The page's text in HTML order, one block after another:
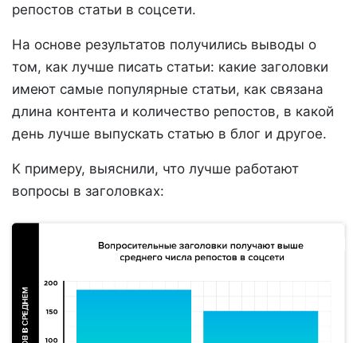
репостов статьи в соцсети.
На основе результатов получились выводы о
том, как лучше писать статьи: какие заголовки
имеют самые популярные статьи, как связана
длина контента и количество репостов, в какой
день лучше выпускать статью в блог и другое.
К примеру, выяснили, что лучше работают
вопросы в заголовках: